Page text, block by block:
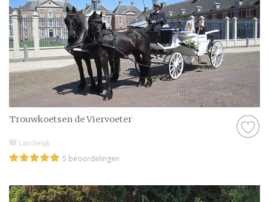
Trouwkoetsen de Viervoeter
Landelijk
5 beoordelingen